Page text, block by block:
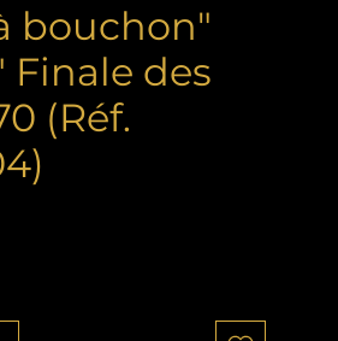
bouchon"
Finale des
(Réf.